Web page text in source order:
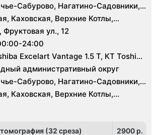
Сабурово, Нагатино-Садовники,
Нагорный , Царицыно, Северное
Чертаново, Южное Чертаново
Каховская, Верхние Котлы,
Крымская, Нагатинская,
проспект, Профсоюзная,
Чертановская
Фруктовая ул., 12
24:00
Excelart Vantage 1.5 Т, КТ Toshiba
УЗИ Toshiba Aplio 500, Medison
административный округ
Сабурово, Нагатино-Садовники,
Нагорный , Царицыно, Северное
Чертаново, Южное Чертаново
Каховская, Верхние Котлы,
Крымская, Нагатинская,
проспект, Профсоюзная,
(32 среза) 2900 p.